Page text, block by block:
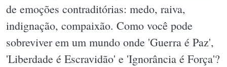
de emoções contraditórias: medo, raiva,
indignação, compaixão. Como você pode
sobreviver em um mundo onde 'Guerra é Paz',
'Liberdade é Escravidão' e 'Ignorância é Força'?